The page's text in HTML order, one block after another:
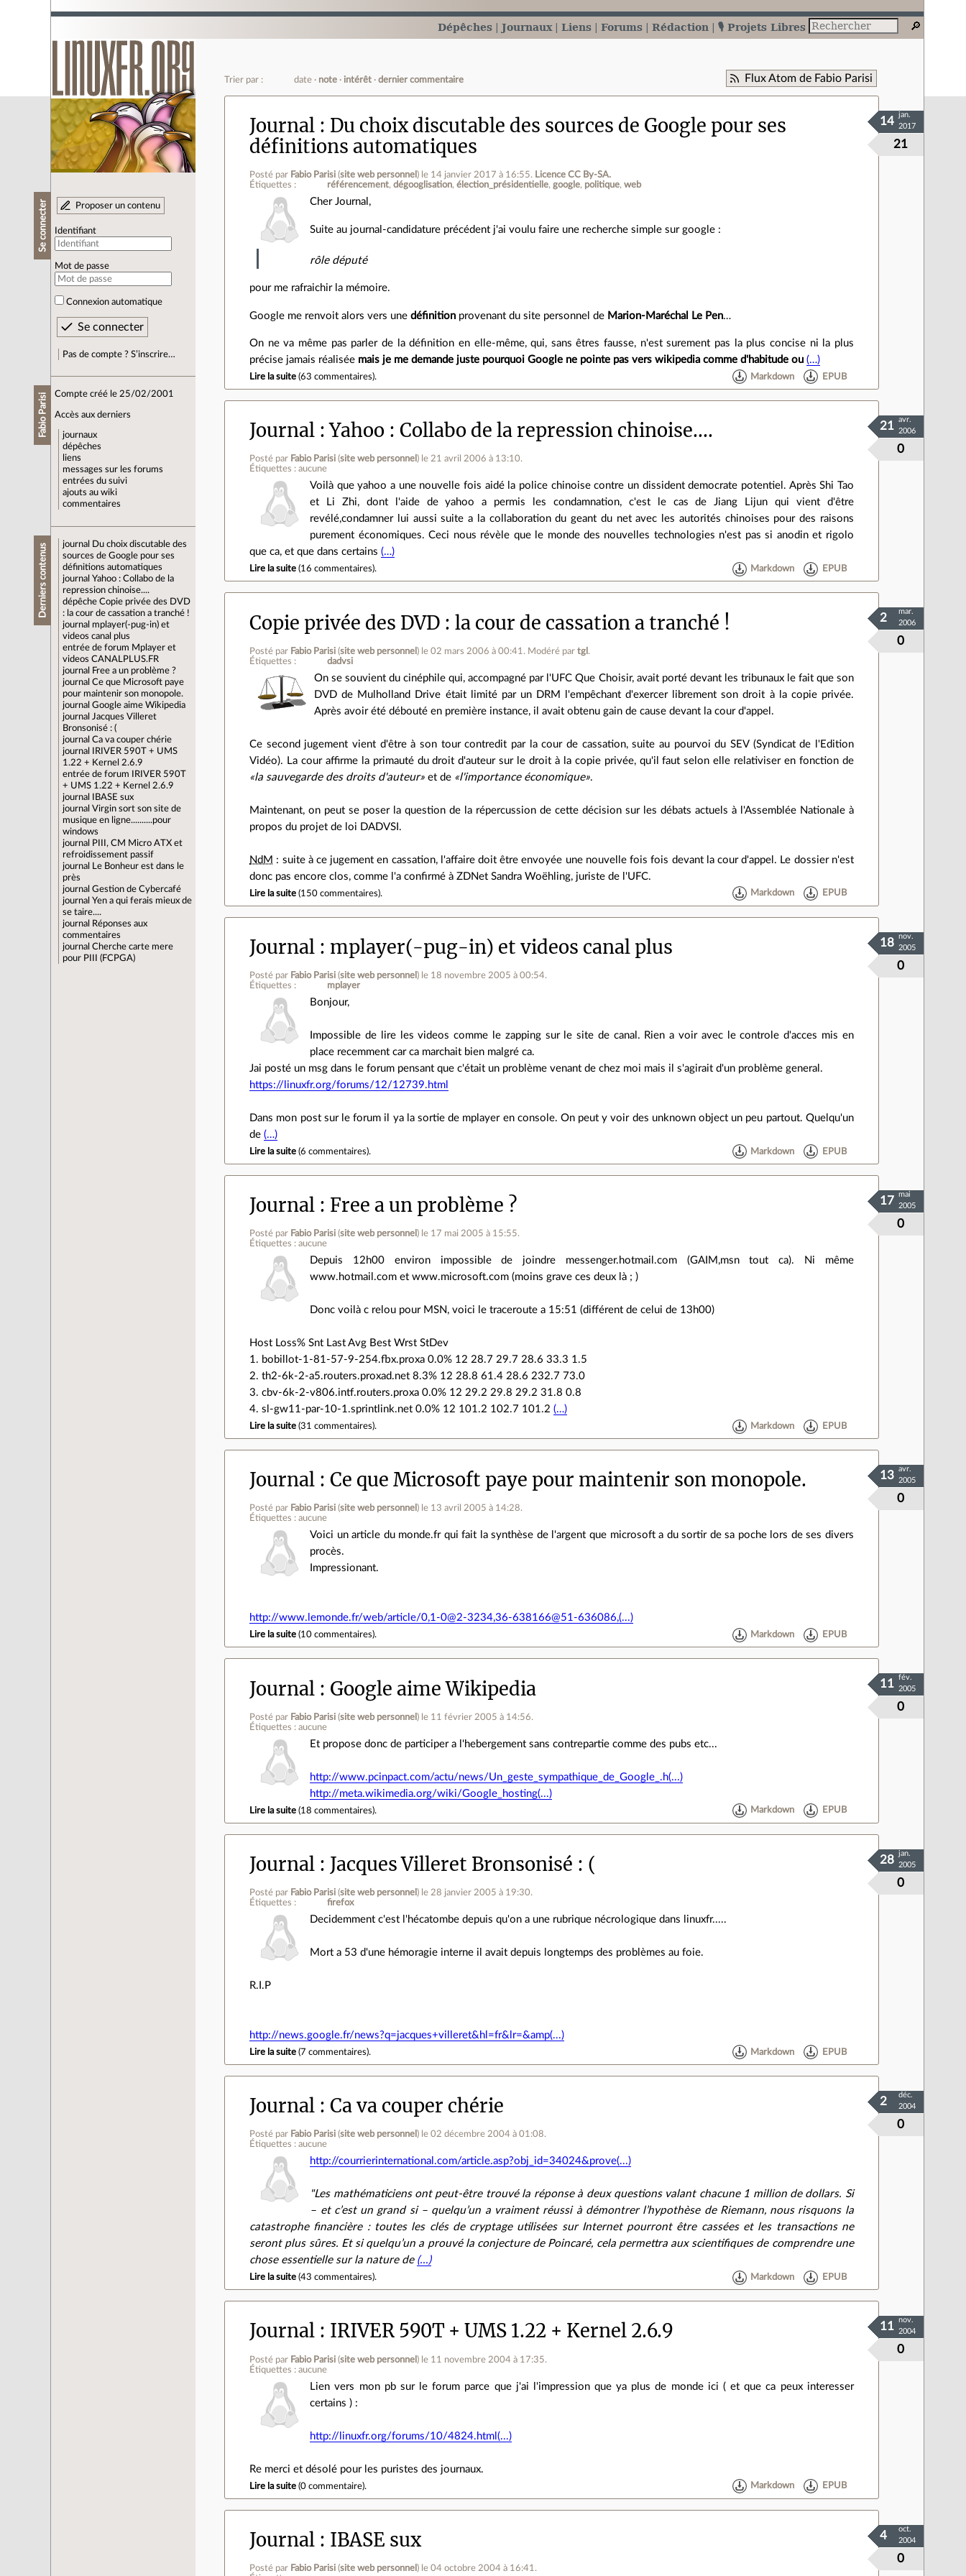
Dépêches Journaux Liens Forums Rédaction 🎙️ Projets Libres
Se connecter Proposer un contenu
Identifiant
Mot de passe
Connexion automatique
Pas de compte ? S’inscrire…
Fabio Parisi Compte créé le 25/02/2001
Accès aux derniers
journaux
dépêches
liens
messages sur les forums
entrées du suivi
ajouts au wiki
commentaires
Derniers contenus journal
Du choix discutable des
sources de Google pour ses
définitions automatiques
journal Yahoo : Collabo de la
repression chinoise....
dépêche Copie privée des DVD
: la cour de cassation a tranché !
journal mplayer(-pug-in) et
videos canal plus
entrée de forum Mplayer et
videos CANALPLUS.FR
journal
Free a un problème ?
journal Ce que Microsoft paye
pour maintenir son monopole.
journal Google aime Wikipedia
journal
Jacques Villeret
Bronsonisé : (
journal Ca va couper chérie
journal
IRIVER 590T + UMS
1.22 + Kernel 2.6.9
entrée de forum
IRIVER 590T
+ UMS 1.22 + Kernel 2.6.9
journal
IBASE sux
journal Virgin sort son site de
musique en ligne..........pour
windows
journal
PIII, CM Micro ATX et
refroidissement passif
journal
Le Bonheur est dans le
près
journal Gestion de Cybercafé
journal Yen a qui ferais mieux de
se taire....
journal
Réponses aux
commentaires
journal Cherche carte mere
pour PIII (FCPGA)
Flux Atom de Fabio Parisi
Trier par : date note intérêt dernier commentaire
Journal
Du choix discutable des sources de Google pour ses
définitions automatiques
Posté par Fabio Parisi (site web personnel ) le 14 janvier 2017 à 16:55. Licence CC By‑SA.
Étiquettes :
référencement dégooglisation élection_présidentielle google politique web
21
14
jan.
2017
Cher Journal,
Suite au journal-candidature précédent j'ai voulu faire une recherche simple sur google :
rôle député
pour me rafraichir la mémoire.
Google me renvoit alors vers unedéfinition provenant du site personnel de Marion-Maréchal Le Pen…
On ne va même pas parler de la définition en elle-même, qui, sans êtres fausse, n'est surement pas la plus concise ni la plus
précise jamais réalisée mais je me demande juste pourquoi Google ne pointe pas vers wikipedia comme d'habitude ou (…)
Lire la suite (63 commentaires). Markdown EPUB
Journal Yahoo : Collabo de la repression chinoise....
Posté par Fabio Parisi (site web personnel ) le 21 avril 2006 à 13:10.
Étiquettes : aucune
0
21
avr.
2006
Voilà que yahoo a une nouvelle fois aidé la police chinoise contre un dissident democrate potentiel. Après Shi Tao
et Li Zhi, dont l'aide de yahoo a permis les condamnation, c'est le cas de Jiang Lijun qui vient d'être
revélé,condamner lui aussi suite a la collaboration du geant du net avec les autorités chinoises pour des raisons
purement économiques. Ceci nous révèle que le monde des nouvelles technologies n'est pas si anodin et rigolo
que ca, et que dans certains(…)
Lire la suite (16 commentaires). Markdown EPUB
Copie privée des DVD : la cour de cassation a tranché !
Posté par Fabio Parisi (site web personnel ) le 02 mars 2006 à 00:41 . Modéré partgl .
Étiquettes :
dadvsi
0
2
mar.
2006
On se souvient du cinéphile qui, accompagné par l'UFC Que Choisir, avait porté devant les tribunaux le fait que son
DVD de Mulholland Drive était limité par un DRM l'empêchant d'exercer librement son droit à la copie privée.
Après avoir été débouté en première instance, il avait obtenu gain de cause devant la cour d'appel.
Ce second jugement vient d'être à son tour contredit par la cour de cassation, suite au pourvoi du SEV (Syndicat de l'Edition
Vidéo). La cour affirme la primauté du droit d'auteur sur le droit à la copie privée, qu'il faut selon elle relativiser en fonction de
«la sauvegarde des droits d'auteur» et de «l'importance économique».
Maintenant, on peut se poser la question de la répercussion de cette décision sur les débats actuels à l'Assemblée Nationale à
propos du projet de loi DADVSI.
NdM : suite à ce jugement en cassation, l'affaire doit être envoyée une nouvelle fois fois devant la cour d'appel. Le dossier n'est
donc pas encore clos, comme l'a confirmé à ZDNet Sandra Woëhling, juriste de l'UFC.
Lire la suite (150 commentaires). Markdown EPUB
Journal mplayer(-pug-in) et videos canal plus
Posté par Fabio Parisi (site web personnel ) le 18 novembre 2005 à 00:54.
Étiquettes :
mplayer
0
18
nov.
2005
Bonjour,
Impossible de lire les videos comme le zapping sur le site de canal. Rien a voir avec le controle d'acces mis en
place recemment car ca marchait bien malgré ca.
Jai posté un msg dans le forum pensant que c'était un problème venant de chez moi mais il s'agirait d'un problème general.
https://linuxfr.org/forums/12/12739.html
Dans mon post sur le forum il ya la sortie de mplayer en console. On peut y voir des unknown object un peu partout. Quelqu'un
de(…)
Lire la suite (6 commentaires). Markdown EPUB
Journal Free a un problème ?
Posté par Fabio Parisi (site web personnel ) le 17 mai 2005 à 15:55.
Étiquettes : aucune
0
17
mai
2005
Depuis 12h00 environ impossible de joindre messenger.hotmail.com (GAIM,msn tout ca). Ni même
www.hotmail.com et www.microsoft.com (moins grave ces deux là ; )
Donc voilà c relou pour MSN, voici le traceroute a 15:51 (différent de celui de 13h00)
Host Loss% Snt Last Avg Best Wrst StDev
1. bobillot-1-81-57-9-254.fbx.proxa 0.0% 12 28.7 29.7 28.6 33.3 1.5
2. th2-6k-2-a5.routers.proxad.net 8.3% 12 28.8 61.4 28.6 232.7 73.0
3. cbv-6k-2-v806.intf.routers.proxa 0.0% 12 29.2 29.8 29.2 31.8 0.8
4. sl-gw11-par-10-1.sprintlink.net 0.0% 12 101.2 102.7 101.2(…)
Lire la suite (31 commentaires). Markdown EPUB
Journal Ce que Microsoft paye pour maintenir son monopole.
Posté par Fabio Parisi (site web personnel ) le 13 avril 2005 à 14:28.
Étiquettes : aucune
0
13
avr.
2005
Voici un article du monde.fr qui fait la synthèse de l'argent que microsoft a du sortir de sa poche lors de ses divers
procès.
Impressionant.
http://www.lemonde.fr/web/article/0,1-0@2-3234,36-638166@51-636086,(...)
Lire la suite (10 commentaires). Markdown EPUB
Journal Google aime Wikipedia
Posté par Fabio Parisi (site web personnel ) le 11 février 2005 à 14:56.
Étiquettes : aucune
0
11
fév.
2005
Et propose donc de participer a l'hebergement sans contrepartie comme des pubs etc...
http://www.pcinpact.com/actu/news/Un_geste_sympathique_de_Google_.h(...)
http://meta.wikimedia.org/wiki/Google_hosting(...)
Lire la suite (18 commentaires). Markdown EPUB
Journal Jacques Villeret Bronsonisé : (
Posté par Fabio Parisi (site web personnel ) le 28 janvier 2005 à 19:30.
Étiquettes :
firefox
0
28
jan.
2005
Decidemment c'est l'hécatombe depuis qu'on a une rubrique nécrologique dans linuxfr.....
Mort a 53 d'une hémoragie interne il avait depuis longtemps des problèmes au foie.
R.I.P
http://news.google.fr/news?q=jacques+villeret&hl=fr&lr=&amp(...)
Lire la suite (7 commentaires). Markdown EPUB
Journal Ca va couper chérie
Posté par Fabio Parisi (site web personnel ) le 02 décembre 2004 à 01:08.
Étiquettes : aucune
0
2
déc.
2004
http://courrierinternational.com/article.asp?obj_id=34024&prove(...)
"Les mathématiciens ont peut-être trouvé la réponse à deux questions valant chacune 1 million de dollars. Si
– et c’est un grand si – quelqu’un a vraiment réussi à démontrer l’hypothèse de Riemann, nous risquons la
catastrophe financière : toutes les clés de cryptage utilisées sur Internet pourront être cassées et les transactions ne
seront plus sûres. Et si quelqu’un a prouvé la conjecture de Poincaré, cela permettra aux scientifiques de comprendre une
chose essentielle sur la nature de (…)
Lire la suite (43 commentaires). Markdown EPUB
Journal IRIVER 590T + UMS 1.22 + Kernel 2.6.9
Posté par Fabio Parisi (site web personnel ) le 11 novembre 2004 à 17:35.
Étiquettes : aucune
0
11
nov.
2004
Lien vers mon pb sur le forum parce que j'ai l'impression que ya plus de monde ici ( et que ca peux interesser
certains ) :
http://linuxfr.org/forums/10/4824.html(...)
Re merci et désolé pour les puristes des journaux.
Lire la suite (0 commentaire). Markdown EPUB
Journal IBASE sux
Posté par Fabio Parisi (site web personnel ) le 04 octobre 2004 à 16:41 .
0
4
oct.
2004